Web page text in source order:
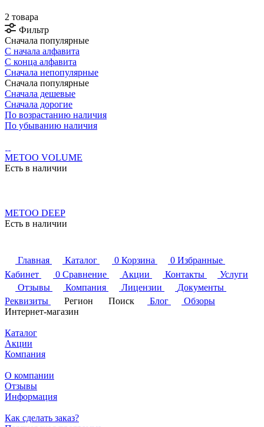
2 товара
Фильтр
Сначала популярные
С начала алфавита
С конца алфавита
Сначала непопулярные
Сначала популярные
Сначала дешевые
Сначала дорогие
По возрастанию наличия
По убыванию наличия
METOO VOLUME
Есть в наличии
METOO DEEP
Есть в наличии
Главная Каталог 0 Корзина 0 Избранные
Кабинет
0 Сравнение Акции Контакты
Услуги
Отзывы
Компания Лицензии
Документы
Реквизиты
Регион Поиск Блог
Обзоры
Интернет-магазин
Каталог
Акции
Компания
О компании
Отзывы
Информация
Как сделать заказ?